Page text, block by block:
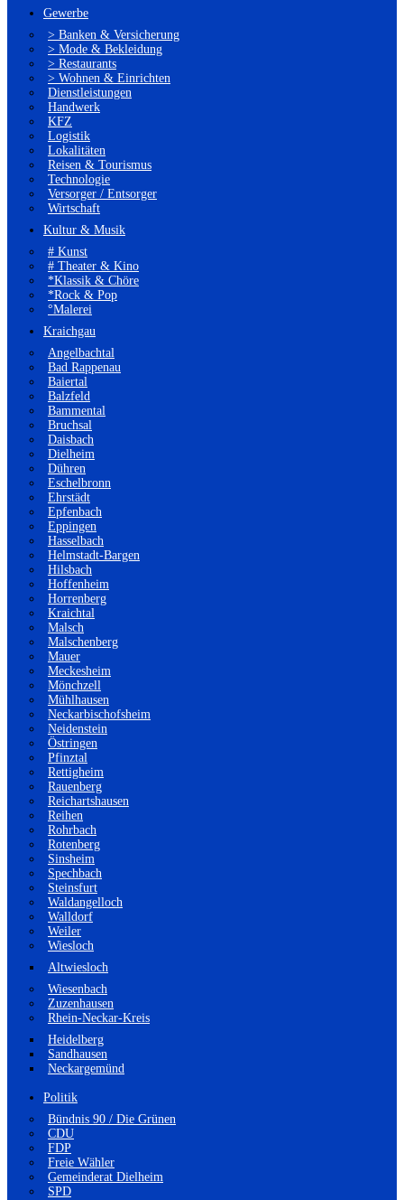
Gewerbe
> Banken & Versicherung
> Mode & Bekleidung
> Restaurants
> Wohnen & Einrichten
Dienstleistungen
Handwerk
KFZ
Logistik
Lokalitäten
Reisen & Tourismus
Technologie
Versorger / Entsorger
Wirtschaft
Kultur & Musik
# Kunst
# Theater & Kino
*Klassik & Chöre
*Rock & Pop
°Malerei
Kraichgau
Angelbachtal
Bad Rappenau
Baiertal
Balzfeld
Bammental
Bruchsal
Daisbach
Dielheim
Dühren
Eschelbronn
Ehrstädt
Epfenbach
Eppingen
Hasselbach
Helmstadt-Bargen
Hilsbach
Hoffenheim
Horrenberg
Kraichtal
Malsch
Malschenberg
Mauer
Meckesheim
Mönchzell
Mühlhausen
Neckarbischofsheim
Neidenstein
Östringen
Pfinztal
Rettigheim
Rauenberg
Reichartshausen
Reihen
Rohrbach
Rotenberg
Sinsheim
Spechbach
Steinsfurt
Waldangelloch
Walldorf
Weiler
Wiesloch
Altwiesloch
Wiesenbach
Zuzenhausen
Rhein-Neckar-Kreis
Heidelberg
Sandhausen
Neckargemünd
Politik
Bündnis 90 / Die Grünen
CDU
FDP
Freie Wähler
Gemeinderat Dielheim
SPD